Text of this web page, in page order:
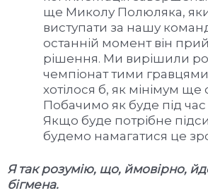
ще Миколу Полюляка,
виступати за нашу
останній момент він
рішення. Ми вирішили
чемпіонат тими
хотілося б, як мінімум ще
Побачимо як буде під час
Якщо буде потрібне
будемо намагатися це
Я так розумію, що, ймовірно,
бігмена.